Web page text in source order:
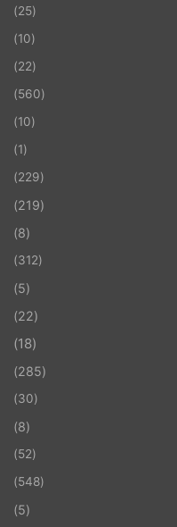
(25)
(10)
(22)
(560)
(10)
(1)
(229)
(219)
(8)
(312)
(5)
(22)
(18)
(285)
(30)
(8)
(52)
(548)
(5)